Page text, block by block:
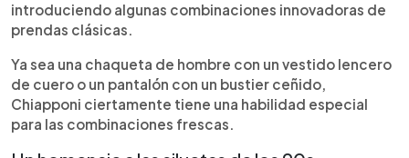
introduciendo algunas combinaciones innovadoras de
prendas clásicas.
Ya sea una chaqueta de hombre con un vestido lencero
de cuero o un pantalón con un bustier ceñido,
Chiapponi ciertamente tiene una habilidad especial
para las combinaciones frescas.